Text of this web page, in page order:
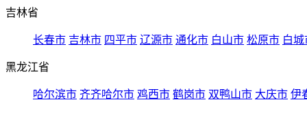
吉林省
长春市 吉林市 四平市 辽源市 通化市 白山市 松原市 白城
黑龙江省
哈尔滨市 齐齐哈尔市 鸡西市 鹤岗市 双鸭山市 大庆市 伊